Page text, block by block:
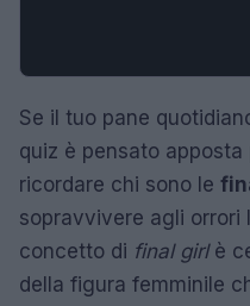
Se il tuo pane
quiz è pensato apposta
ricordare chi sono le
sopravvivere agli orrori
concetto di final girlè
della figura femminile